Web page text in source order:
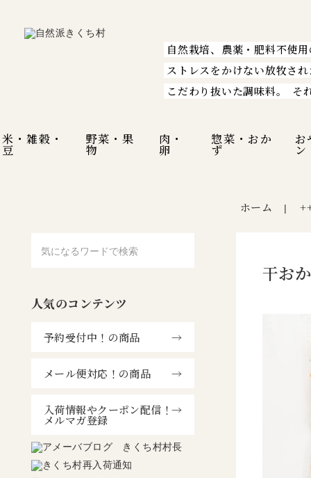
自然栽培、農薬・肥料不使
ストレスをかけない放牧さ
こだわり抜いた調味料。
そ
米・雑穀・
豆
野菜・果
物
肉・
卵
惣菜・おか
ず
お
ン
ホーム |
干お
人気のコンテンツ
予約受付中！の商品
メール便対応！の商品
入荷情報やクーポン配信！
メルマガ登録